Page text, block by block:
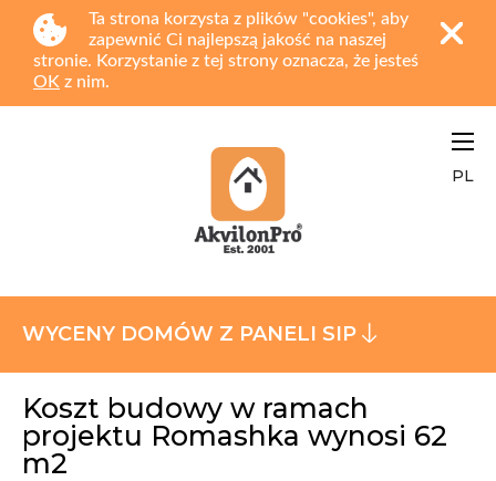
Ta strona korzysta z plików "cookies", aby
zapewnić Ci najlepszą jakość na naszej
stronie. Korzystanie z tej strony oznacza, że jesteś
OK z nim.
PL
WYCENY DOMÓW Z PANELI SIP
Koszt budowy w ramach
projektu Romashka wynosi 62
m2